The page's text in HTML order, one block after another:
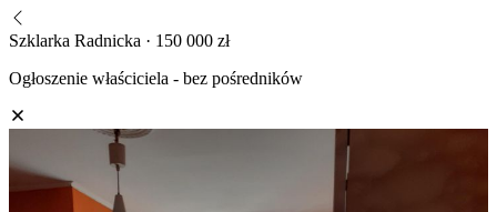
Szklarka Radnicka · 150 000 zł
Ogłoszenie właściciela - bez pośredników